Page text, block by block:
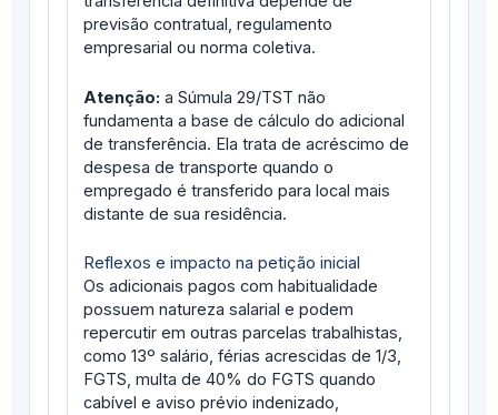
previsão contratual, regulamento
empresarial ou norma coletiva.
Atenção: a Súmula 29/TST não
fundamenta a base de cálculo do adicional
de transferência. Ela trata de acréscimo de
despesa de transporte quando o
empregado é transferido para local mais
distante de sua residência.
Reflexos e impacto na petição inicial
Os adicionais pagos com habitualidade
possuem natureza salarial e podem
repercutir em outras parcelas trabalhistas,
como 13º salário, férias acrescidas de 1/3,
FGTS, multa de 40% do FGTS quando
cabível e aviso prévio indenizado,